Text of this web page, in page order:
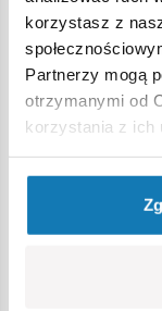
korzystasz z
Partnerzy mogą
otrzymanymi od
korzystania z ich
tradycją,
spełniają
dla dzieci,
w pełni
konstrukcyjnych,
czasie zabawy
czytelna i